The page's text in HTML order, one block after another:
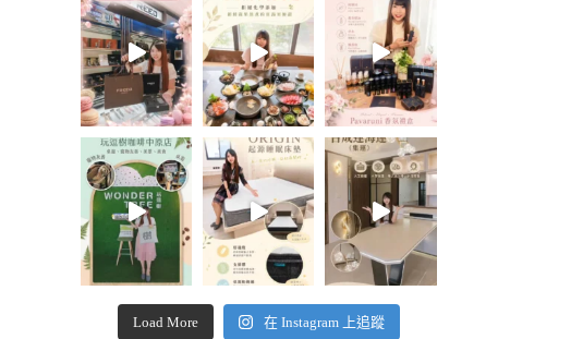
Load More 在 Instagram 上追蹤